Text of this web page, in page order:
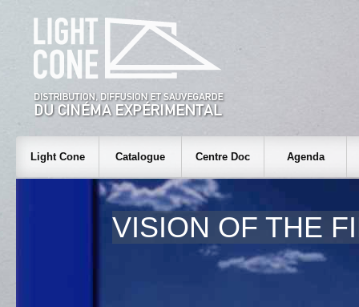
Light Cone Catalogue Centre Doc Agenda
VISION OF THE